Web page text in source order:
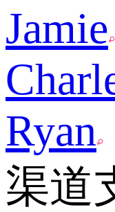
Jamie
Ryan
渠道